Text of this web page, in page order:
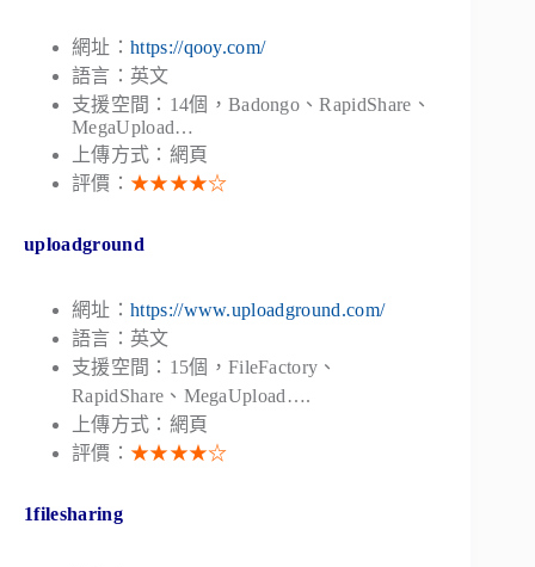
網址： https://qooy.com/
語言：英文
支援空間：14個，Badongo、RapidShare、
MegaUpload…
上傳方式：網頁
評價： ★★★★☆
uploadground
網址： https://www.uploadground.com/
語言：英文
支援空間：15個，FileFactory、
RapidShare、MegaUpload….
上傳方式：網頁
評價： ★★★★☆
1filesharing